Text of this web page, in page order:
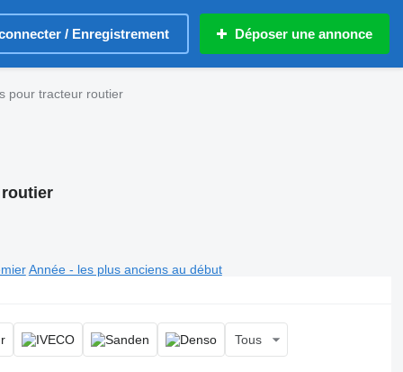
/ Enregistrement Déposer une annonce
pour tracteur routier
Année - les plus anciens au début
Tous